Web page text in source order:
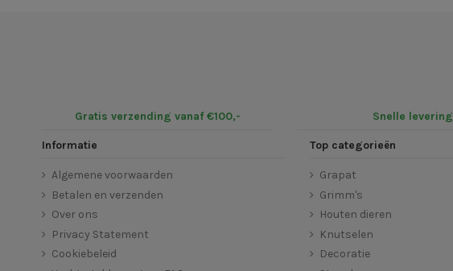
Gratis verzending vanaf €100,- Snelle levering
Informatie
Algemene voorwaarden
Betalen en verzenden
Over ons
Privacy Statement
Cookiebeleid
Top categorieën
Grapat
Grimm's
Houten dieren
Knutselen
Decoratie